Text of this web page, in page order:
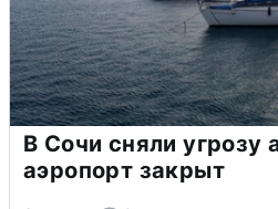
В Сочи сняли угрозу
аэропорт закрыт